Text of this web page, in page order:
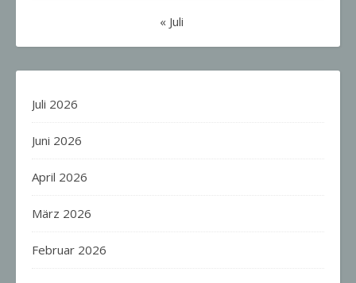
« Juli
Juli 2026
Juni 2026
April 2026
März 2026
Februar 2026